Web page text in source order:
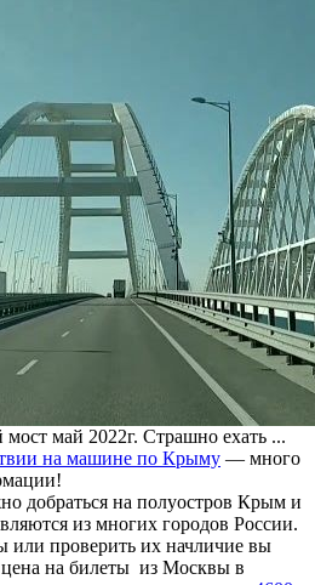
май 2022г. Страшно ехать ...
на машине по Крыму — много
добраться на полуостров Крым и
из многих городов России.
или проверить их начличие вы
на билеты из Москвы в